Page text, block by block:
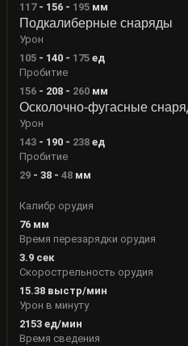
117- 156- 195 мм
Подкалиберные снаряды
Урон
105- 140- 175ед
Пробитие
156- 208- 260 мм
Осколочно-фугасные
Урон
143- 190- 238ед
Пробитие
29- 38- 48 мм
Калибр орудия
76мм
Время перезарядки орудия
3.9сек
Скорострельность орудия
15.38выстр/мин
Урон в минуту
2153ед/мин
Время сведения